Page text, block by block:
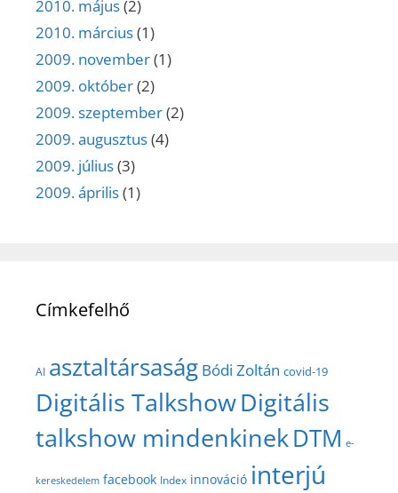
2010. május(2)
2010. március(1)
2009. november(1)
2009. október(2)
2009. szeptember(2)
2009. augusztus(4)
2009. július(3)
2009. április(1)
Címkefelhő
AI asztaltársaság Bódi Zoltán covid-19
Digitális TalkshowDigitális
talkshow mindenkinekDTM e-
kereskedelem facebook Index innováció interjú